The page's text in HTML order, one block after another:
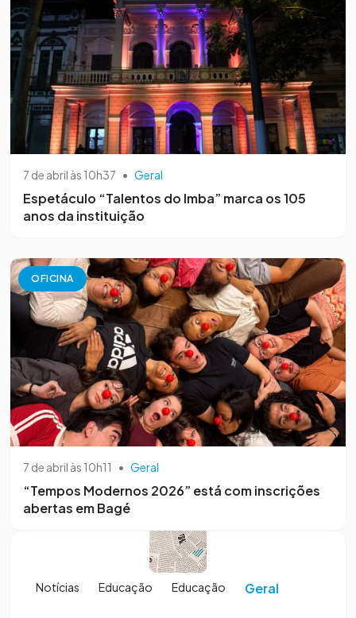
7 de abril às 10h37 • Geral
Espetáculo “Talentos do Imba” marca os 105
anos da instituição
OFICINA
7 de abril às 10h11 • Geral
“Tempos Modernos 2026” está com inscrições
abertas em Bagé
Notícias Educação Educação Geral